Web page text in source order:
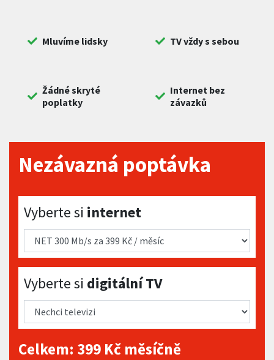
Mluvíme lidsky TV vždy s sebou
Žádné skryté
poplatky
Internet bez
závazků
Nezávazná poptávka
Vyberte si internet
Vyberte si internet
Vyberte si digitální TV
Vyberte si digitální TV
Celkem: 399 Kč měsíčně